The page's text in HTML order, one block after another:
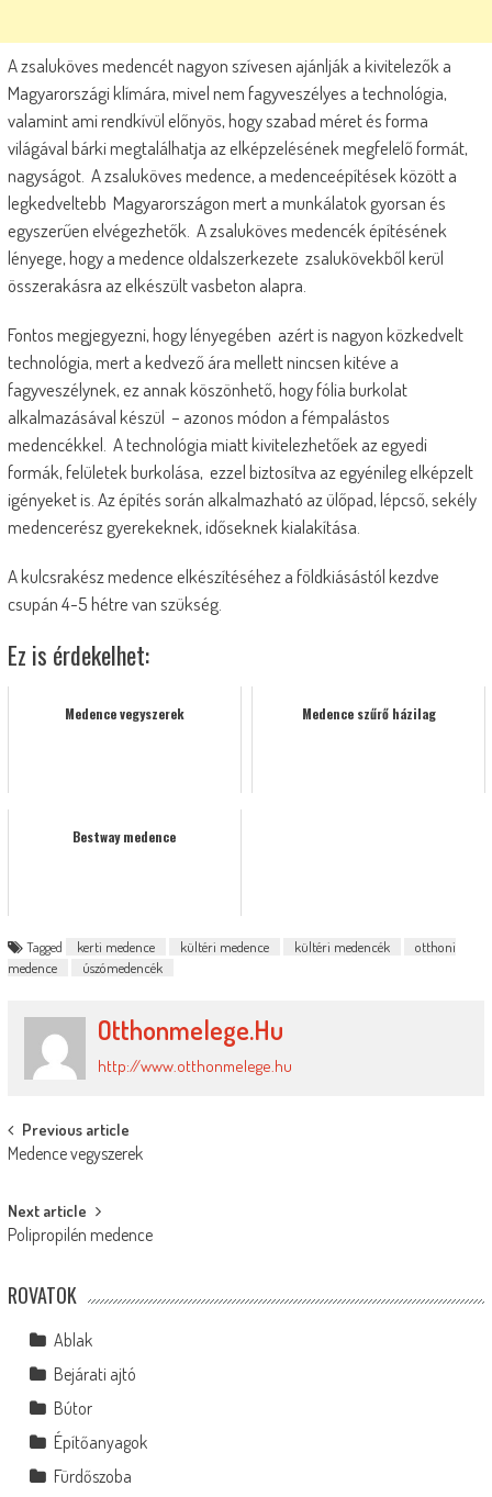
A zsaluköves medencét nagyon szívesen ajánlják a kivitelezők a
Magyarországi klímára, mivel nem fagyveszélyes a technológia,
valamint ami rendkívül előnyös, hogy szabad méret és forma
világával bárki megtalálhatja az elképzelésének megfelelő formát,
nagyságot. A zsaluköves medence, a medenceépítések között a
legkedveltebb Magyarországon mert a munkálatok gyorsan és
egyszerűen elvégezhetők. A zsaluköves medencék építésének
lényege, hogy a medence oldalszerkezete zsalukövekből kerül
összerakásra az elkészült vasbeton alapra.
Fontos megjegyezni, hogy lényegében azért is nagyon közkedvelt
technológia, mert a kedvező ára mellett nincsen kitéve a
fagyveszélynek, ez annak köszönhető, hogy fólia burkolat
alkalmazásával készül – azonos módon a fémpalástos
medencékkel. A technológia miatt kivitelezhetőek az egyedi
formák, felületek burkolása, ezzel biztosítva az egyénileg elképzelt
igényeket is. Az építés során alkalmazható az ülőpad, lépcső, sekély
medencerész gyerekeknek, időseknek kialakítása.
A kulcsrakész medence elkészítéséhez a földkiásástól kezdve
csupán 4-5 hétre van szükség.
Ez is érdekelhet:
Medence vegyszerek Medence szűrő házilag
Bestway medence
Tagged kerti medence kültéri medence kültéri medencék
otthoni
medence
úszómedencék
Otthonmelege.hu
http://www.otthonmelege.hu
Post
navigation
Previous article
Medence vegyszerek
Next article
Polipropilén medence
ROVATOK
Ablak
Bejárati ajtó
Bútor
Építőanyagok
Fürdőszoba